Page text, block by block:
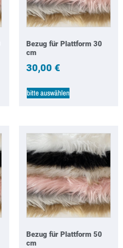
Bezug für Plattform 30
cm
30,00 €
bitte auswählen
Bezug für Plattform 50
cm